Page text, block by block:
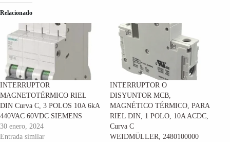
Relacionado
INTERRUPTOR
MAGNETOTÉRMICO RIEL
DIN Curva C, 3 POLOS 10A 6kA
440VAC 60VDC SIEMENS
30 enero, 2024
Entrada similar
INTERRUPTOR O
DISYUNTOR MCB,
MAGNÉTICO TÉRMICO, PARA
RIEL DIN, 1 POLO, 10A ACDC,
Curva C
WEIDMÜLLER, 2480100000